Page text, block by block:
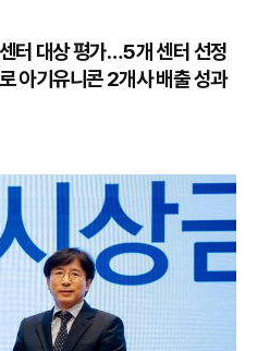
기
터 대상 평가…5개 센터 선정
아기유니콘 2개사 배출 성과